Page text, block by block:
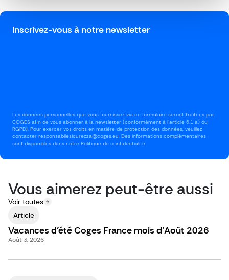
Inscrivez-vous à notre newsletter
Les données personnelles que vous fournissez via ce formulaire seront traitées par
COGES afin de vous abonner à la newsletter (conformément à l'article 6.1 a) du
RGPD). Pour exercer vos droits en matière de protection des données, veuillez
contacter responsabilesicurezza@coges.eu. Des informations complémentaires
sont disponibles dans notre Politique de confidentialité.
Vous aimerez peut-être aussi
Voir toutes
Article
Août 3, 2026
Vacances d’été Coges France mois d’Août 2026